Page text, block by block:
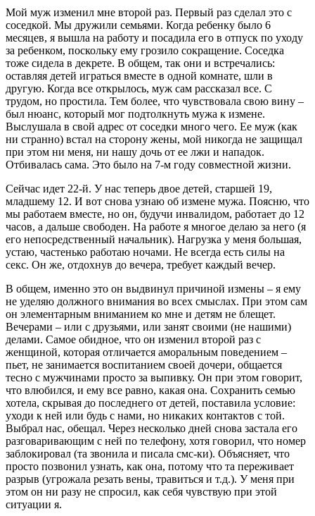
Мой муж изменил мне второй раз. Первый раз сделал это с
соседкой. Мы дружили семьями. Когда ребенку было 6
месяцев, я вышла на работу и посадила его в отпуск по уходу
за ребенком, поскольку ему грозило сокращение. Соседка
тоже сидела в декрете. В общем, так они и встречались:
оставляя детей играться вместе в одной комнате, шли в
другую. Когда все открылось, муж сам рассказал все. С
трудом, но простила. Тем более, что чувствовала свою вину –
был нюанс, который мог подтолкнуть мужа к измене.
Выслушала в свой адрес от соседки много чего. Ее муж (как
ни странно) встал на сторону жены, мой никогда не защищал
при этом ни меня, ни нашу дочь от ее лжи и нападок.
Отбивалась сама. Это было на 7-м году совместной жизни.
Сейчас идет 22-й. У нас теперь двое детей, старшей 19,
младшему 12. И вот снова узнаю об измене мужа. Поясню, что
мы работаем вместе, но он, будучи инвалидом, работает до 12
часов, а дальше свободен. На работе я многое делаю за него (я
его непосредственный начальник). Нагрузка у меня большая,
устаю, частенько работаю ночами. Не всегда есть силы на
секс. Он же, отдохнув до вечера, требует каждый вечер.
В общем, именно это он выдвинул причиной измены – я ему
не уделяю должного внимания во всех смыслах. При этом сам
он элементарным вниманием ко мне и детям не блещет.
Вечерами – или с друзьями, или занят своими (не нашими)
делами. Самое обидное, что он изменил второй раз с
женщиной, которая отличается аморальным поведением –
пьет, не занимается воспитанием своей дочери, общается
тесно с мужчинами просто за выпивку. Он при этом говорит,
что влюбился, и ему все равно, какая она. Сохранить семью
хотела, скрывая до последнего от детей, поставила условие:
уходи к ней или будь с нами, но никаких контактов с той.
Выбрал нас, обещал. Через несколько дней снова застала его
разговаривающим с ней по телефону, хотя говорил, что номер
заблокировал (та звонила и писала смс-ки). Объясняет, что
просто позвонил узнать, как она, потому что та переживает
разрыв (угрожала резать вены, травиться и т.д.). У меня при
этом он ни разу не спросил, как себя чувствую при этой
ситуации я.